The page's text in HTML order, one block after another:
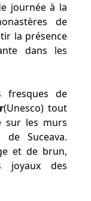
journée à la
de
la présence
dans les
fresques de
(Unesco) tout
sur les murs
Suceava.
et de brun,
joyaux des